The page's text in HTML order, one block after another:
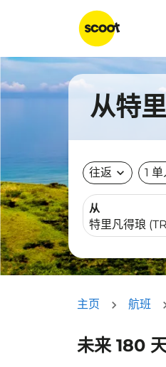
从特
往返 expand_more 1
从
主页 航班
未来 180
没有符合您的筛